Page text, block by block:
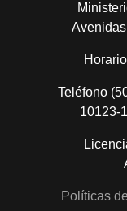
Teléfono
10123-
Políticas